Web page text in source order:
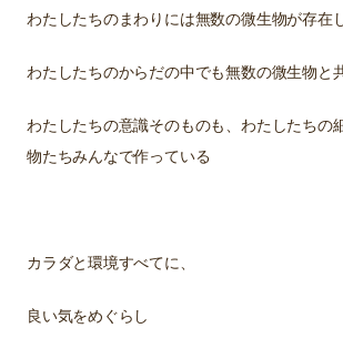
わたしたちのまわりには無数の微生物が存在
わたしたちのからだの中でも無数の微生物と
わたしたちの意識そのものも、わたしたちの
物たちみんなで作っている
カラダと環境すべてに、
良い気をめぐらし